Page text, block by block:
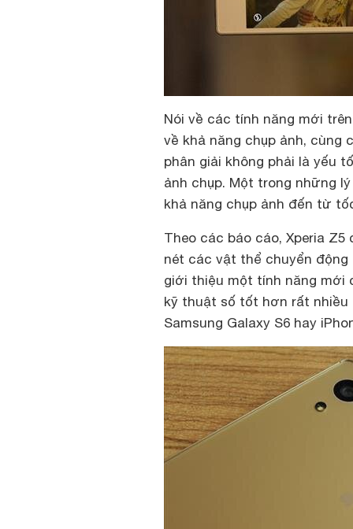
Nói về các tính năng mới
về khả năng chụp ảnh, cùng
phân giải không phải là yếu
ảnh chụp. Một trong những
khả năng chụp ảnh đến từ
Theo các báo cáo, Xperia
nét các vật thể chuyển động
giới thiệu một tính năng mới
kỹ thuật số tốt hơn rất
Samsung Galaxy S6 hay